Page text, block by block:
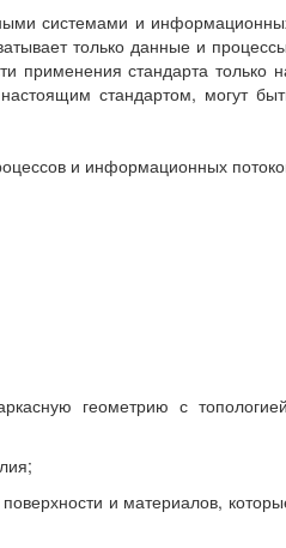
системами и
только данные и
применения стандарта только
стандартом, могут
и информационных
геометрию с
и материалов,